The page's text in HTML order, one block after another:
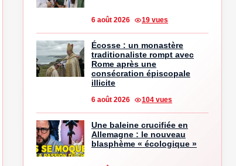
6 août 2026 19 vues
Écosse : un monastère
traditionaliste rompt avec
Rome après une
consécration épiscopale
illicite
6 août 2026 104 vues
Une baleine crucifiée en
Allemagne : le nouveau
blasphème « écologique »